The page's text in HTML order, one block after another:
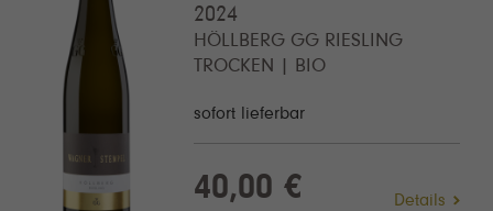
2024
HÖLLBERG GG RIESLING
TROCKEN | BIO
sofort lieferbar
40,00 € Details